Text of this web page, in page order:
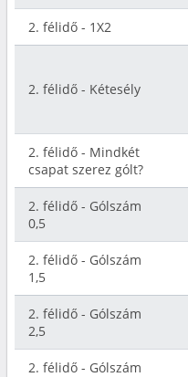
2. félidő - 1X2
2. félidő - Kétesély
2. félidő - Mindkét
csapat szerez gólt?
2. félidő - Gólszám
0,5
2. félidő - Gólszám
1,5
2. félidő - Gólszám
2,5
2. félidő - Gólszám